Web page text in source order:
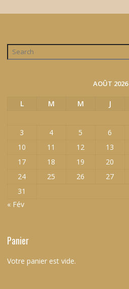
AOÛT 2026
L M M J
3
4 5 6
10
11 12 13
17
18 19 20
24
25 26 27
31
« Fév
Panier
Votre panier est vide.